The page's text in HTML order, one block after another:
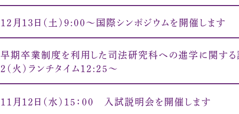
12月13日（土）9:00～国際シンポジウムを開催します
早期卒業制度を利用した司法研究科への進学に関す
2（火）ランチタイム12:25〜
11月12日（水）15：00 入試説明会を開催します